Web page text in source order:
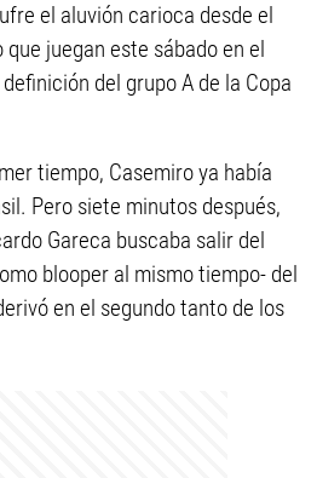
el aluvión carioca desde el
juegan este sábado en el
del grupo A de la Copa
tiempo, Casemiro ya había
Pero siete minutos después,
Gareca buscaba salir del
blooper al mismo tiempo- del
en el segundo tanto de los